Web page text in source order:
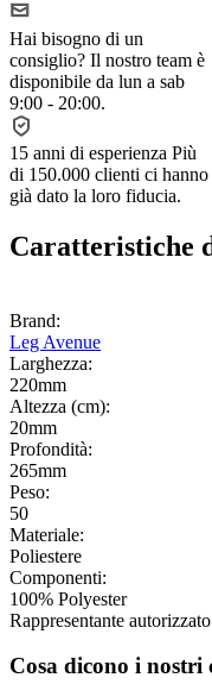
Hai bisogno di un
consiglio? Il nostro team è
disponibile da lun a sab
9:00 - 20:00.
15 anni di esperienza Più
di 150.000 clienti ci hanno
già dato la loro fiducia.
Caratteristiche
Brand:
Leg Avenue
Larghezza:
220mm
Altezza (cm):
20mm
Profondità:
265mm
Peso:
50
Materiale:
Poliestere
Componenti:
100% Polyester
Rappresentante
Cosa dicono i nostri